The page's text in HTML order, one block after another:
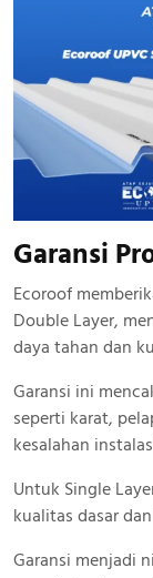
Garansi
Ecoroof
Double Layer,
daya tahan dan
Garansi ini
seperti karat,
kesalahan
Untuk Single
kualitas dasar
Garansi menjadi